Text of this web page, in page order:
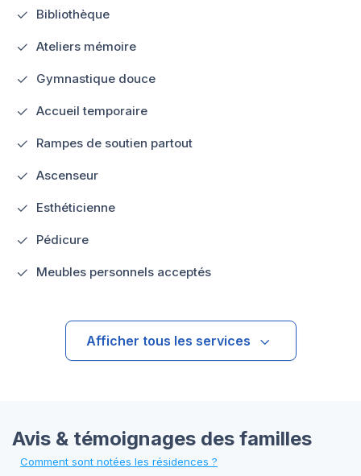
Bibliothèque
Ateliers mémoire
Gymnastique douce
Accueil temporaire
Rampes de soutien partout
Ascenseur
Esthéticienne
Pédicure
Meubles personnels acceptés
Afficher tous les services
Avis & témoignages des familles
Comment sont notées les résidences ?